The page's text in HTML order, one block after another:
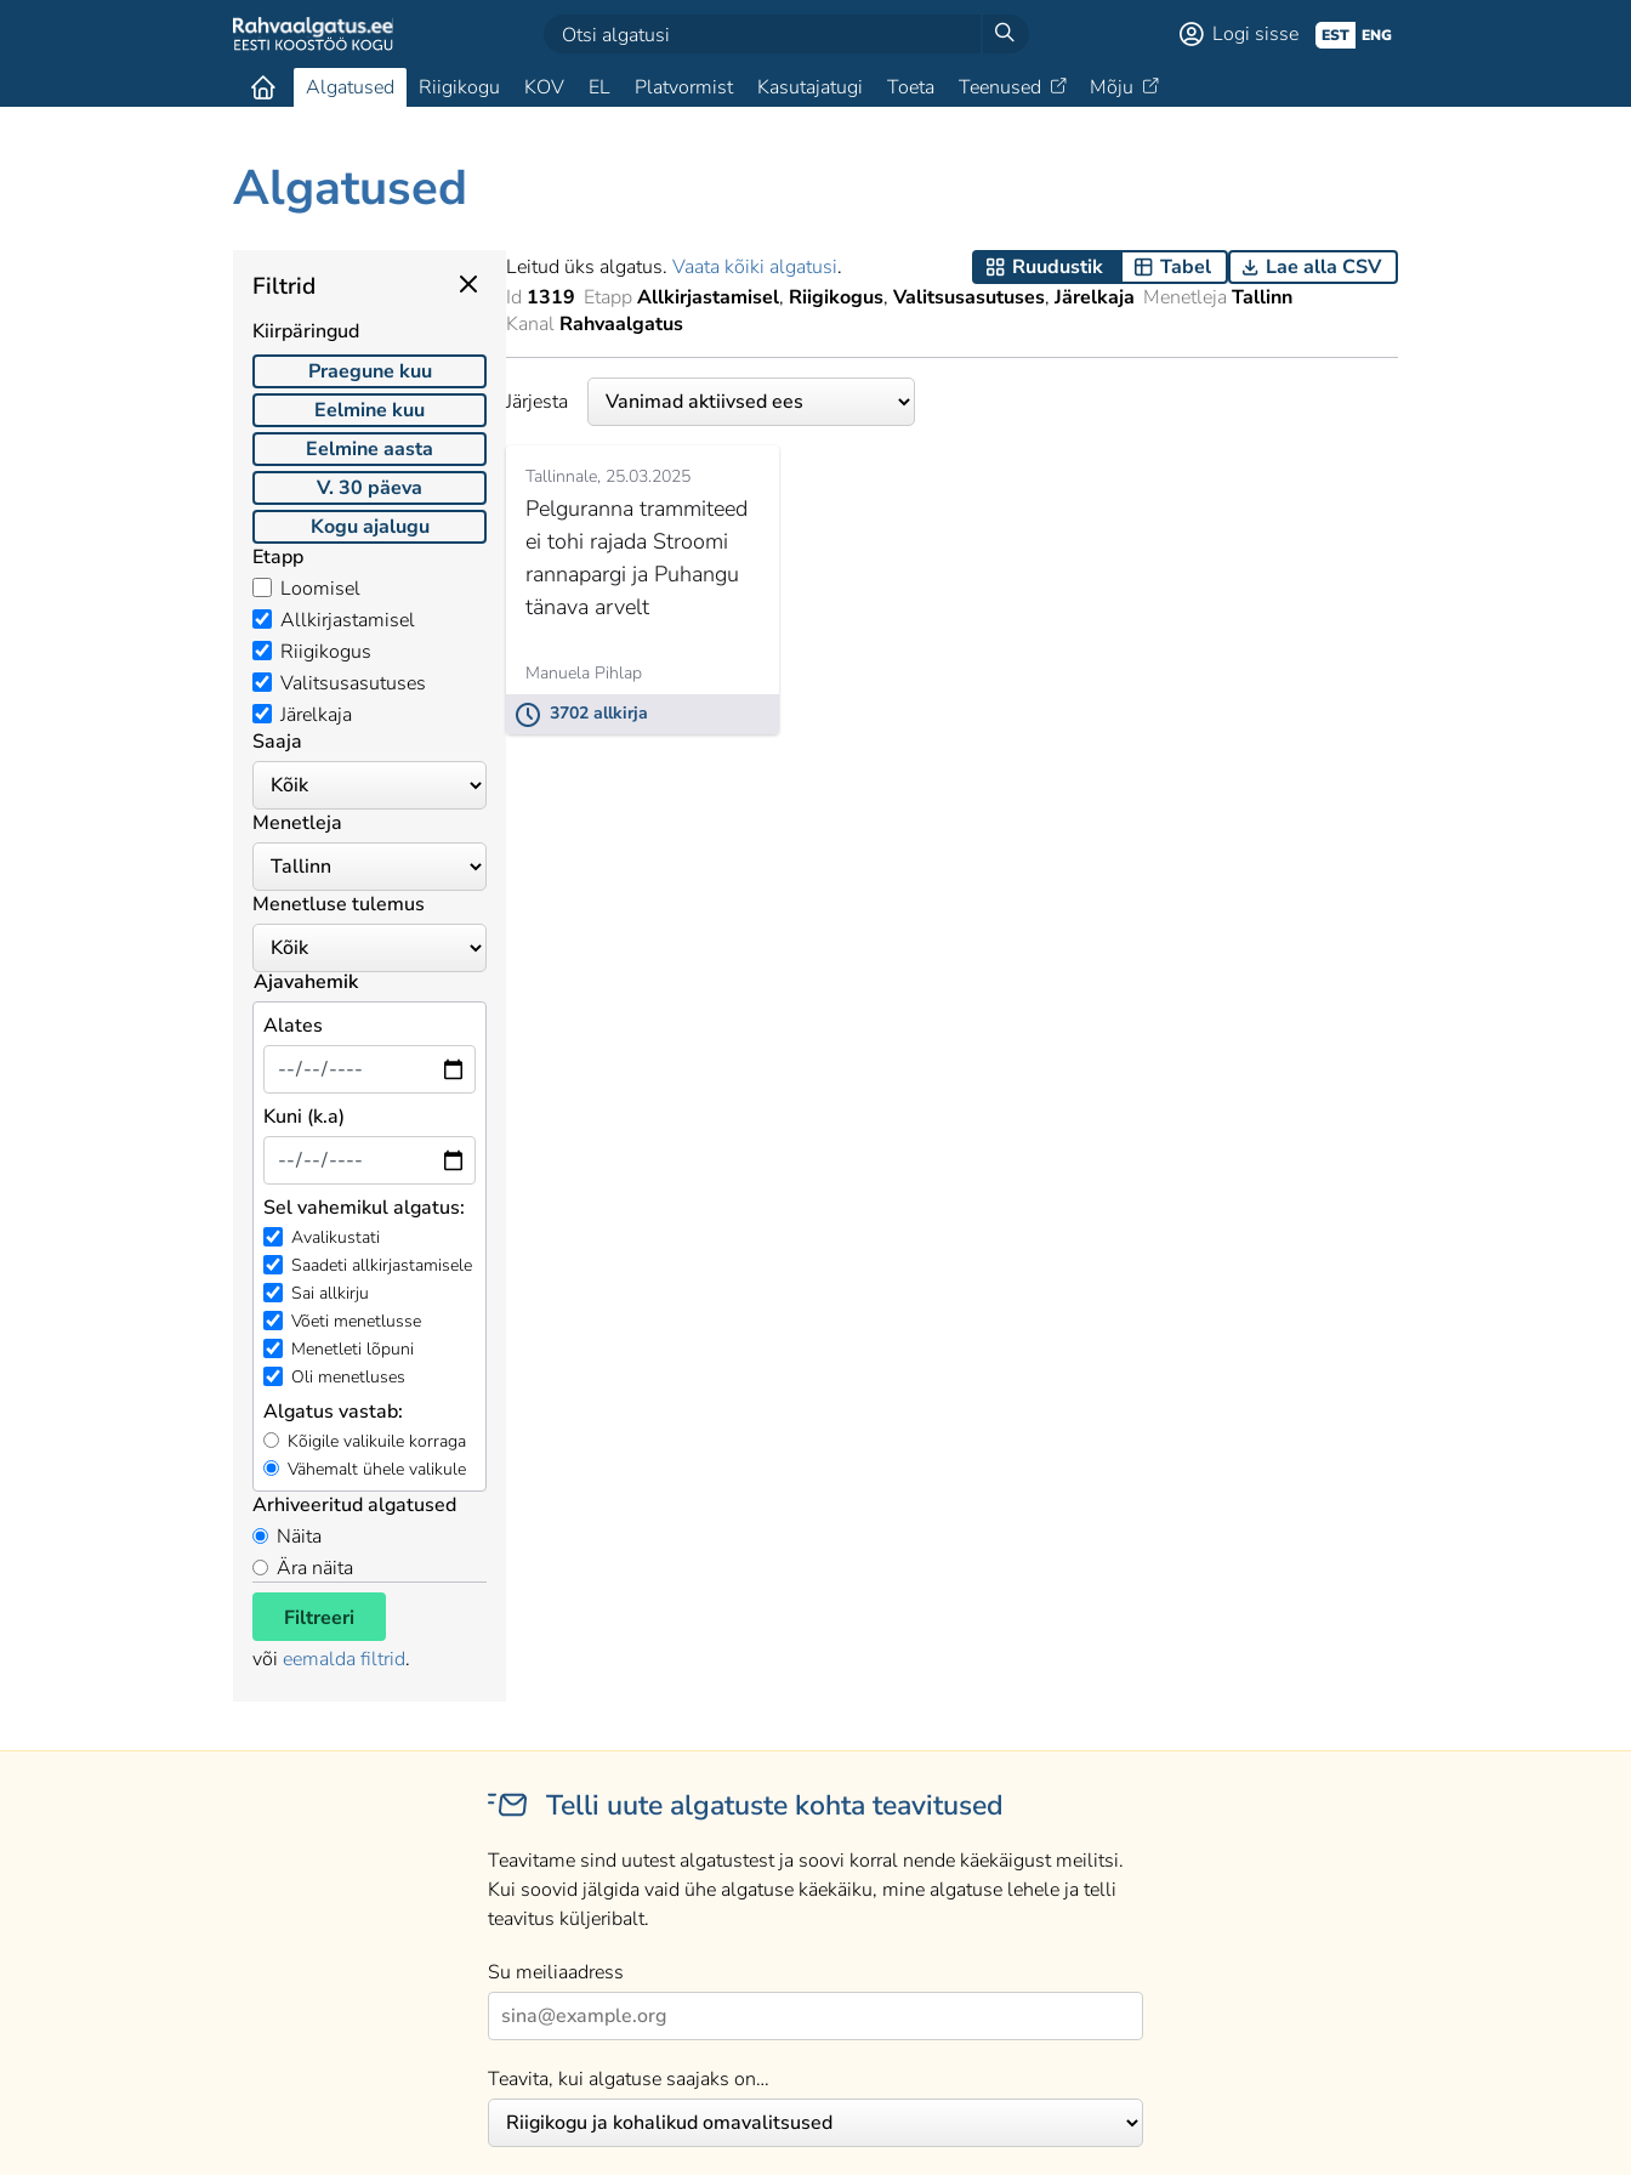
Logi sisse EST ENG
Algatused Riigikogu KOV EL Platvormist Kasutajatugi Toeta Teenused Mõju
Algatused
Filtrid
Kiirpäringud
Praegune kuu
Eelmine kuu
Eelmine aasta
V. 30 päeva
Kogu ajalugu
Etapp
Loomisel
Allkirjastamisel
Riigikogus
Valitsusasutuses
Järelkaja
Saaja
Menetleja
Menetluse tulemus
Ajavahemik
Alates
Kuni (k.a)
Sel vahemikul algatus:
Avalikustati
Saadeti allkirjastamisele
Sai allkirju
Võeti menetlusse
Menetleti lõpuni
Oli menetluses
Algatus vastab:
Kõigile valikuile korraga
Vähemalt ühele valikule
Arhiveeritud algatused
Näita
Ära näita
Filtreeri
või eemalda filtrid.
Leitud üks algatus. Vaata kõiki algatusi. Ruudustik Tabel
Lae alla CSV
Id 1319 EtappAllkirjastamisel Riigikogus Valitsusasutuses Järelkaja Menetleja Tallinn
Kanal Rahvaalgatus
Järjesta
Tallinnale 25.03.2025
Pelguranna trammiteed
ei tohi rajada Stroomi
rannapargi ja Puhangu
tänava arvelt
Manuela Pihlap
3702 allkirja
Telli uute algatuste kohta teavitused
Teavitame sind uutest algatustest ja soovi korral nende käekäigust meilitsi.
Kui soovid jälgida vaid ühe algatuse käekäiku, mine algatuse lehele ja telli
teavitus küljeribalt.
Su meiliaadress
Teavita, kui algatuse saajaks on…